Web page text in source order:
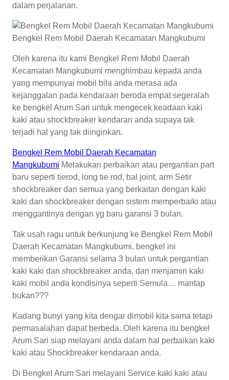
dalam perjalanan.
Bengkel Rem Mobil Daerah Kecamatan Mangkubumi
Oleh karena itu kami Bengkel Rem Mobil Daerah
Kecamatan Mangkubumi menghimbau kepada anda
yang mempunyai mobil bila anda merasa ada
kejanggalan pada kendaraan beroda empat segeralah
ke bengkel Arum Sari untuk mengecek keadaan kaki
kaki atau shockbreaker kendaran anda supaya tak
terjadi hal yang tak diinginkan.
Bengkel Rem Mobil Daerah Kecamatan
Mangkubumi Melakukan perbaikan atau pergantian part
baru seperti tierod, long tie rod, bal joint, arm Setir
shockbreaker dan semua yang berkaitan dengan kaki
kaki dan shockbreaker dengan sistem memperbaiki atau
menggantinya dengan yg baru garansi 3 bulan.
Tak usah ragu untuk berkunjung ke Bengkel Rem Mobil
Daerah Kecamatan Mangkubumi, bengkel ini
memberikan Garansi selama 3 bulan untuk pergantian
kaki kaki dan shockbreaker anda, dan menjamin kaki
kaki mobil anda kondisinya seperti Semula… mantap
bukan???
Kadang bunyi yang kita dengar dimobil kita sama tetapi
permasalahan dapat berbeda. Oleh karena itu bengkel
Arum Sari siap melayani anda dalam hal perbaikan kaki
kaki atau Shockbreaker kendaraan anda.
Di Bengkel Arum Sari melayani Service kaki kaki atau